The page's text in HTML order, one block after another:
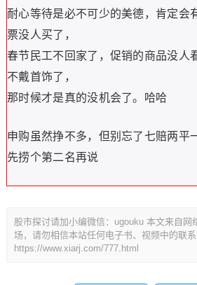
耐心等待是必不可少的美德，肯定会
票没人买了，
春节民工不回家了，促销的商品没人
不戴首饰了，
那时候才是真的没机会了。哈哈
申购虽然挣不多，但别忘了七赔两平
先捞个第二名再说
股市探讨请加小编微信：ugouku 本文来自网
场，请勿相信本站任何电子书、视频中的联系
https://www.xiarj.com/777.html